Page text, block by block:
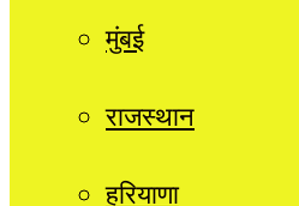
मुंबई
राजस्थान
हरियाणा